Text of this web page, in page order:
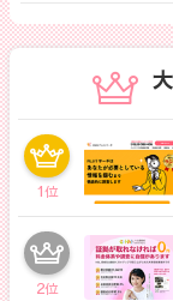
1位
2位